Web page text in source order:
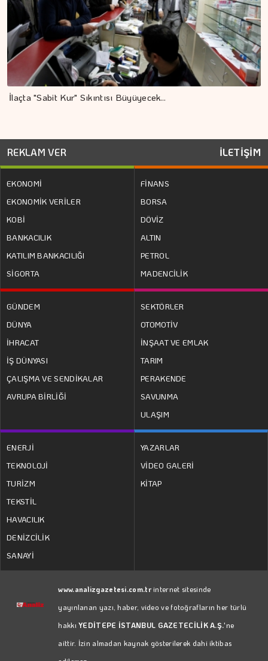
İlaçta "Sabit Kur" Sıkıntısı Büyüyecek…
REKLAM VER İLETİŞİM
EKONOMİ
EKONOMİK VERİLER
KOBİ
BANKACILIK
KATILIM BANKACILIĞI
SİGORTA
FİNANS
BORSA
DÖVİZ
ALTIN
PETROL
MADENCİLİK
GÜNDEM
DÜNYA
İHRACAT
İŞ DÜNYASI
ÇALIŞMA VE SENDİKALAR
AVRUPA BİRLİĞİ
SEKTÖRLER
OTOMOTİV
İNŞAAT VE EMLAK
TARIM
PERAKENDE
SAVUNMA
ULAŞIM
ENERJİ
TEKNOLOJİ
TURİZM
TEKSTİL
HAVACILIK
DENİZCİLİK
SANAYİ
YAZARLAR
VİDEO GALERİ
KİTAP
www.analizgazetesi.com.trinternet sitesinde
yayınlanan yazı, haber, video ve fotoğrafların her türlü
hakkıYEDİTEPE İSTANBUL GAZETECİLİK A.Ş.'ne
aittir. İzin almadan kaynak gösterilerek dahi iktibas